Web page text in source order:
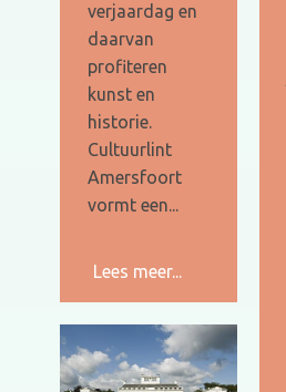
verjaardag en
daarvan
profiteren
kunst en
historie.
Cultuurlint
Amersfoort
vormt een...
Lees meer...